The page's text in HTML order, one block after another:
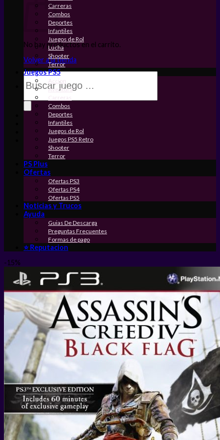
No hay productos en el carrito.
Volver a la tienda
Búsqueda
de
productos
Carreras
Combos
Deportes
Infantiles
Juegos de Rol
Lucha
Shooter
Terror
Juegos PS5
Accion
Aventura
Carreras
Combos
Deportes
Infantiles
Juegos de Rol
Juegos PS5 Retro
Shooter
Terror
PS Plus
Ofertas
Ofertas PS3
Ofertas PS4
Ofertas PS5
Noticias y Trucos
Ayuda
Guias De Descarga
Preguntas Frecuentes
Formas de pago
⭐ Reputacion
-15%